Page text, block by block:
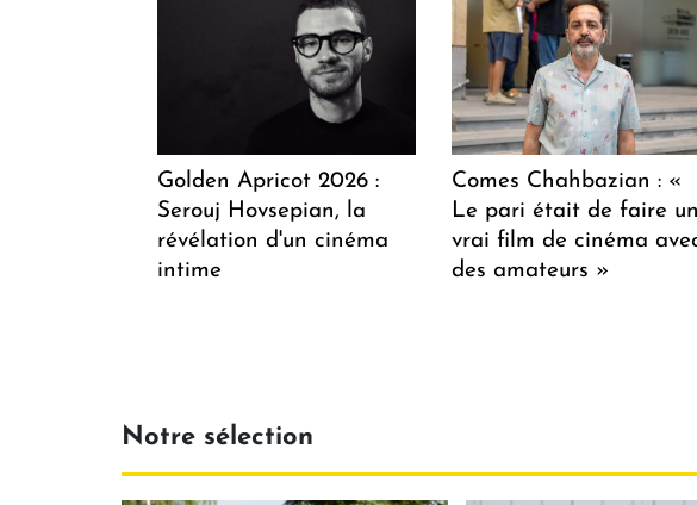
Golden Apricot 2026 :
Serouj Hovsepian, la
révélation d'un cinéma
intime
Comes Chahbazian : «
Le pari était de faire un
vrai film de cinéma
des amateurs »
Notre sélection